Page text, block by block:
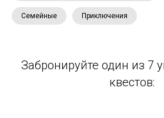
Семейные Приключения
Забронируйте один из 7
квестов: